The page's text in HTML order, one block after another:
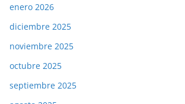
enero 2026
diciembre 2025
noviembre 2025
octubre 2025
septiembre 2025